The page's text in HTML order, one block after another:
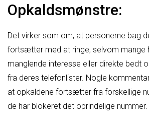
Opkaldsmønstre:
Det virker som om, at personerne bag
fortsætter med at ringe, selvom mange
manglende interesse eller direkte bedt
fra deres telefonlister. Nogle
at opkaldene fortsætter fra forskellige
de har blokeret det oprindelige nummer.